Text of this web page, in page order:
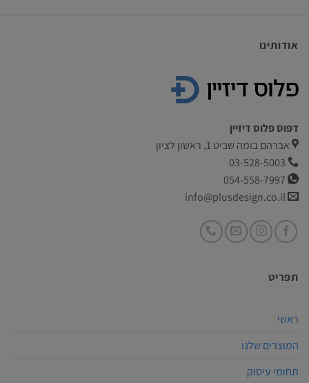
אודותינו
דפוס פלוס דיזיין
אברהם בומה שביט 1, ראשון לציון
תפריט
ראשי
המוצרים שלנו
תחומי עיסוק